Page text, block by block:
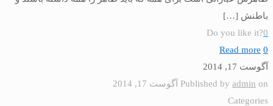
باطنش […]
Do you like it?0
0
Read more
آگوست 17, 2014
Published by admin on
آگوست 17, 2014
Categories